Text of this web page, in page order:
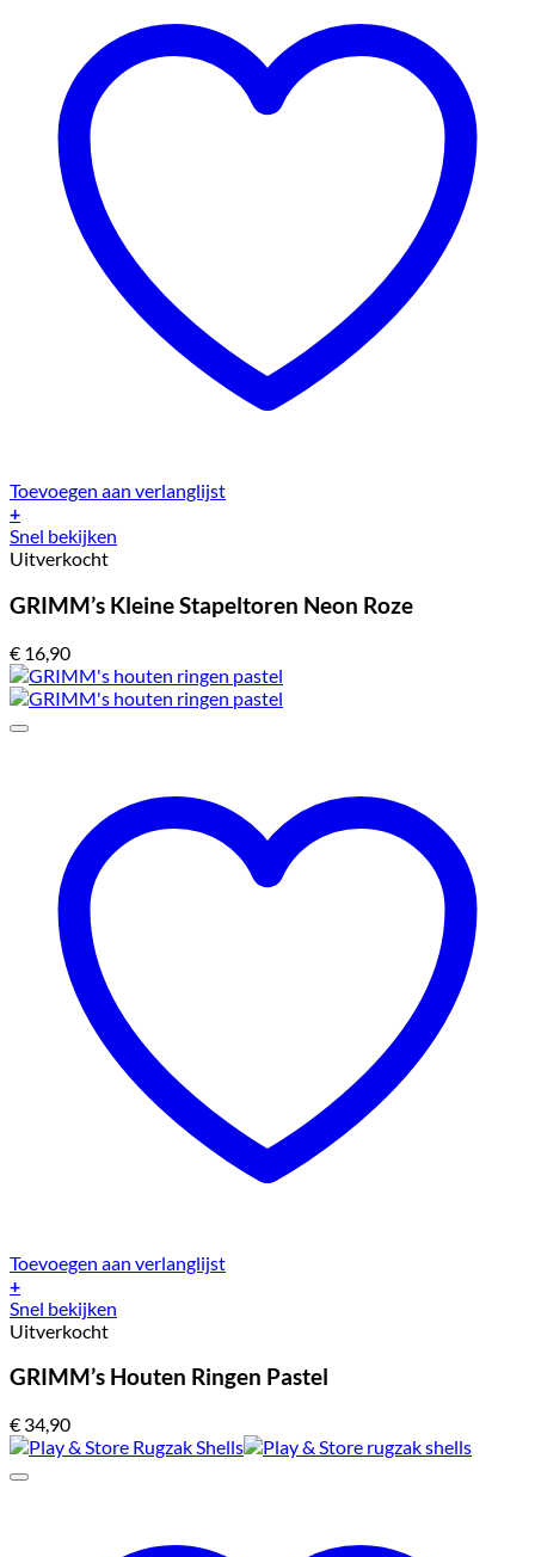
Toevoegen aan verlanglijst
+
Snel bekijken
Uitverkocht
GRIMM’s Kleine Stapeltoren Neon Roze
€ 16,90
Toevoegen aan verlanglijst
+
Snel bekijken
Uitverkocht
GRIMM’s Houten Ringen Pastel
€ 34,90